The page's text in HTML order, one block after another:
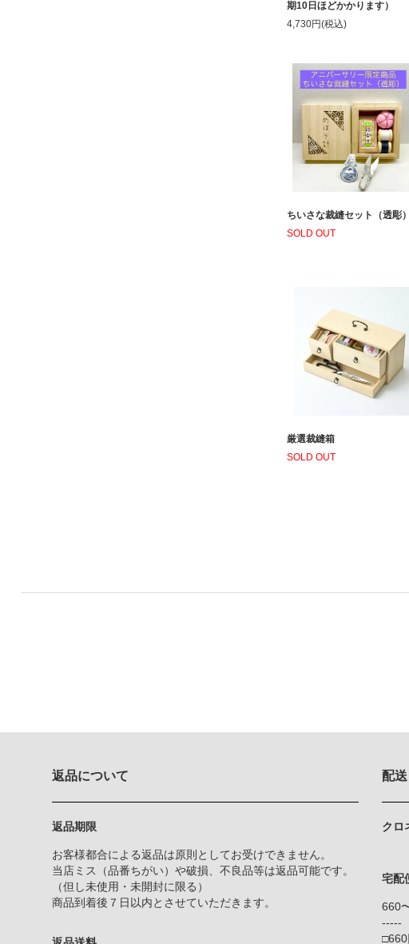
期10日ほどかかります）
4,730円(税込)
ちいさな裁縫セット（透彫）
SOLD OUT
厳選裁縫箱
SOLD OUT
返品について
返品期限
お客様都合による返品は原則としてお受けできません。
当店ミス（品番ちがい）や破損、不良品等は返品可能です。
（但し未使用・未開封に限る）
商品到着後７日以内とさせていただきます。
配
クロ
宅配
660
-----
□660